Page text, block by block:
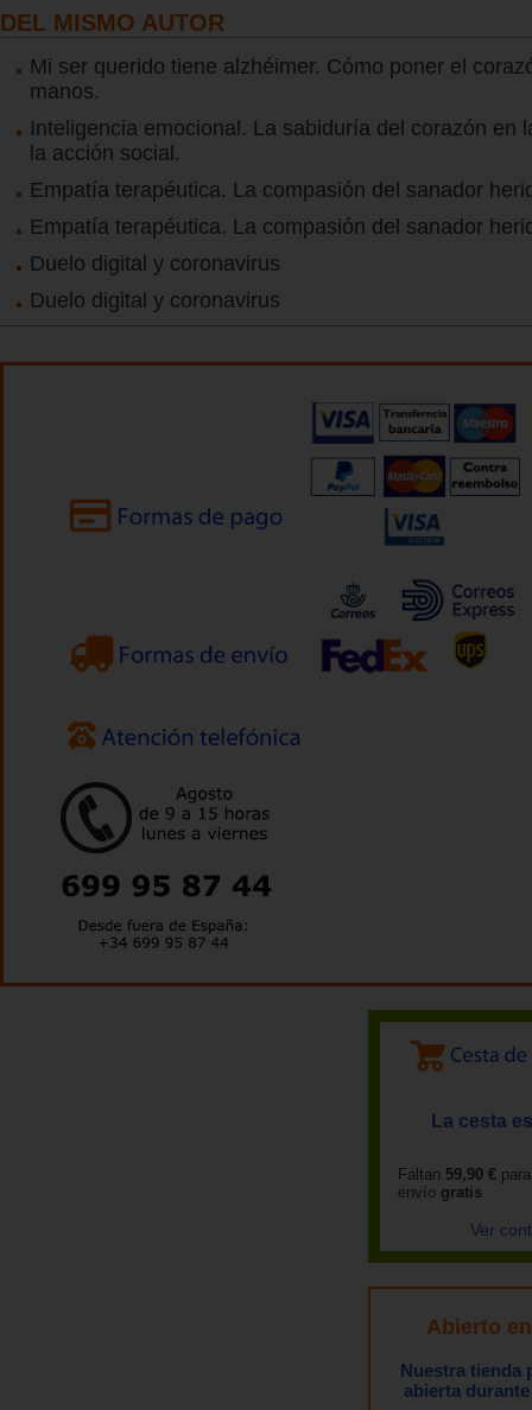
DEL MISMO AUTOR
Mi ser querido tiene alzhéimer. Cómo poner el
manos.
Inteligencia emocional. La sabiduría del corazón en
la acción social.
Empatía terapéutica. La compasión del sanador
Empatía terapéutica. La compasión del sanador
Duelo digital y coronavirus
Duelo digital y coronavirus
La cesta
Faltan 59,90 €
envío gratis
Ver
Abierto
Nuestra tienda
abierta